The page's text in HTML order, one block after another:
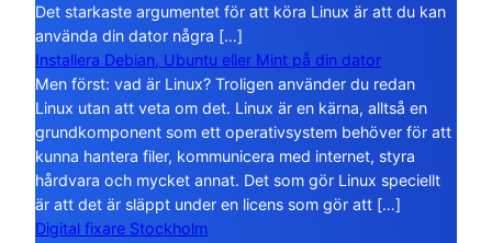
Det starkaste argumentet för att köra Linux är att du kan
använda din dator några […]
Installera Debian, Ubuntu eller Mint på din dator
Men först: vad är Linux? Troligen använder du redan
Linux utan att veta om det. Linux är en kärna, alltså en
grundkomponent som ett operativsystem behöver för att
kunna hantera filer, kommunicera med internet, styra
hårdvara och mycket annat. Det som gör Linux speciellt
är att det är släppt under en licens som gör att […]
Digital fixare Stockholm